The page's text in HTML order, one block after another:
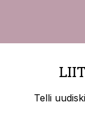
Telli